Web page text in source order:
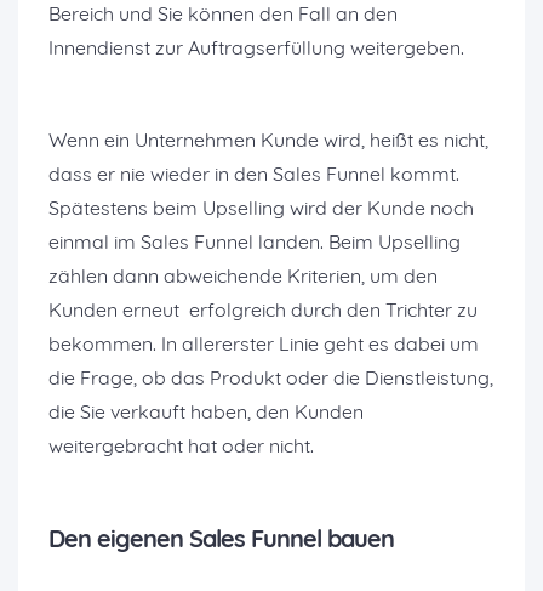
Bereich und Sie können den Fall an den
Innendienst zur Auftragserfüllung weitergeben.
Wenn ein Unternehmen Kunde wird, heißt es nicht,
dass er nie wieder in den Sales Funnel kommt.
Spätestens beim Upselling wird der Kunde noch
einmal im Sales Funnel landen. Beim Upselling
zählen dann abweichende Kriterien, um den
Kunden erneut erfolgreich durch den Trichter zu
bekommen. In allererster Linie geht es dabei um
die Frage, ob das Produkt oder die Dienstleistung,
die Sie verkauft haben, den Kunden
weitergebracht hat oder nicht.
Den eigenen Sales Funnel bauen